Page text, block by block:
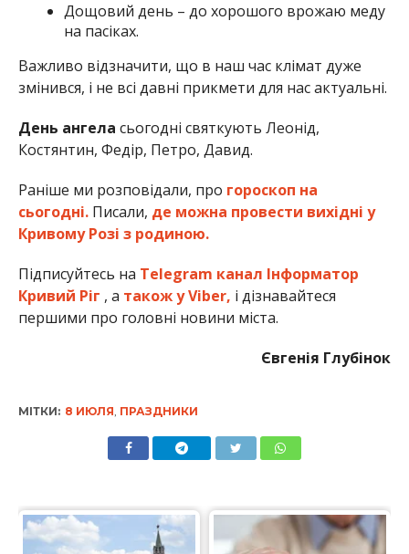
Дощовий день – до хорошого врожаю меду
на пасіках.
Важливо відзначити, що в наш час клімат дуже
змінився, і не всі давні прикмети для нас актуальні.
День ангела сьогодні святкують Леонід,
Костянтин, Федір, Петро, Давид.
Раніше ми розповідали, про гороскоп на
сьогодні.Писали, де можна провести вихідні у
Кривому Розі з родиною.
Підписуйтесь на Telegram канал Інформатор
Кривий Ріг , а також у Viber, і дізнавайтеся
першими про головні новини міста.
Євгенія Глубінок
МІТКИ: 8 ИЮЛЯ, ПРАЗДНИКИ